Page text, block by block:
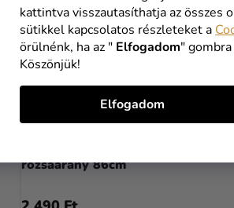
kattintva visszautasíthatja az összes
sütikkel kapcsolatos részleteket a
örülnénk, ha az " Elfogadom"
Köszönjük!
Elfogadom
rózsaarany 86cm